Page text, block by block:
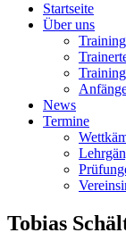
Startseite
Über uns
News
Termine
Tobias